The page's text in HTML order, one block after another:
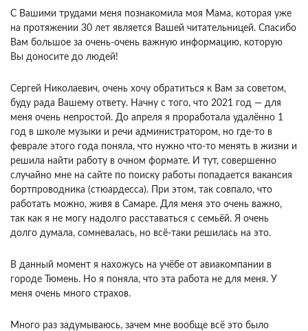
С Вашими трудами меня познакомила моя Мама, которая уже
на протяжении 30 лет является Вашей читательницей. Спасибо
Вам большое за очень-очень важную информацию, которую
Вы доносите до людей!
Сергей Николаевич, очень хочу обратиться к Вам за советом,
буду рада Вашему ответу. Начну с того, что 2021 год — для
меня очень непростой. До апреля я проработала удалённо 1
год в школе музыки и речи администратором, но где-то в
феврале этого года поняла, что нужно что-то менять в жизни и
решила найти работу в очном формате. И тут, совершенно
случайно мне на сайте по поиску работы попадается вакансия
бортпроводника (стюардесса). При этом, так совпало, что
работать можно, живя в Самаре. Для меня это очень важно,
так как я не могу надолго расставаться с семьёй. Я очень
долго думала, сомневалась, но всё-таки решилась на это.
В данный момент я нахожусь на учёбе от авиакомпании в
городе Тюмень. Но я поняла, что эта работа не для меня. У
меня очень много страхов.
Много раз задумываюсь, зачем мне вообще всё это было